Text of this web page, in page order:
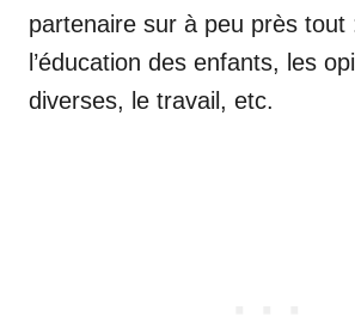
partenaire sur à peu près tout
l’éducation des enfants, les
diverses, le travail, etc.